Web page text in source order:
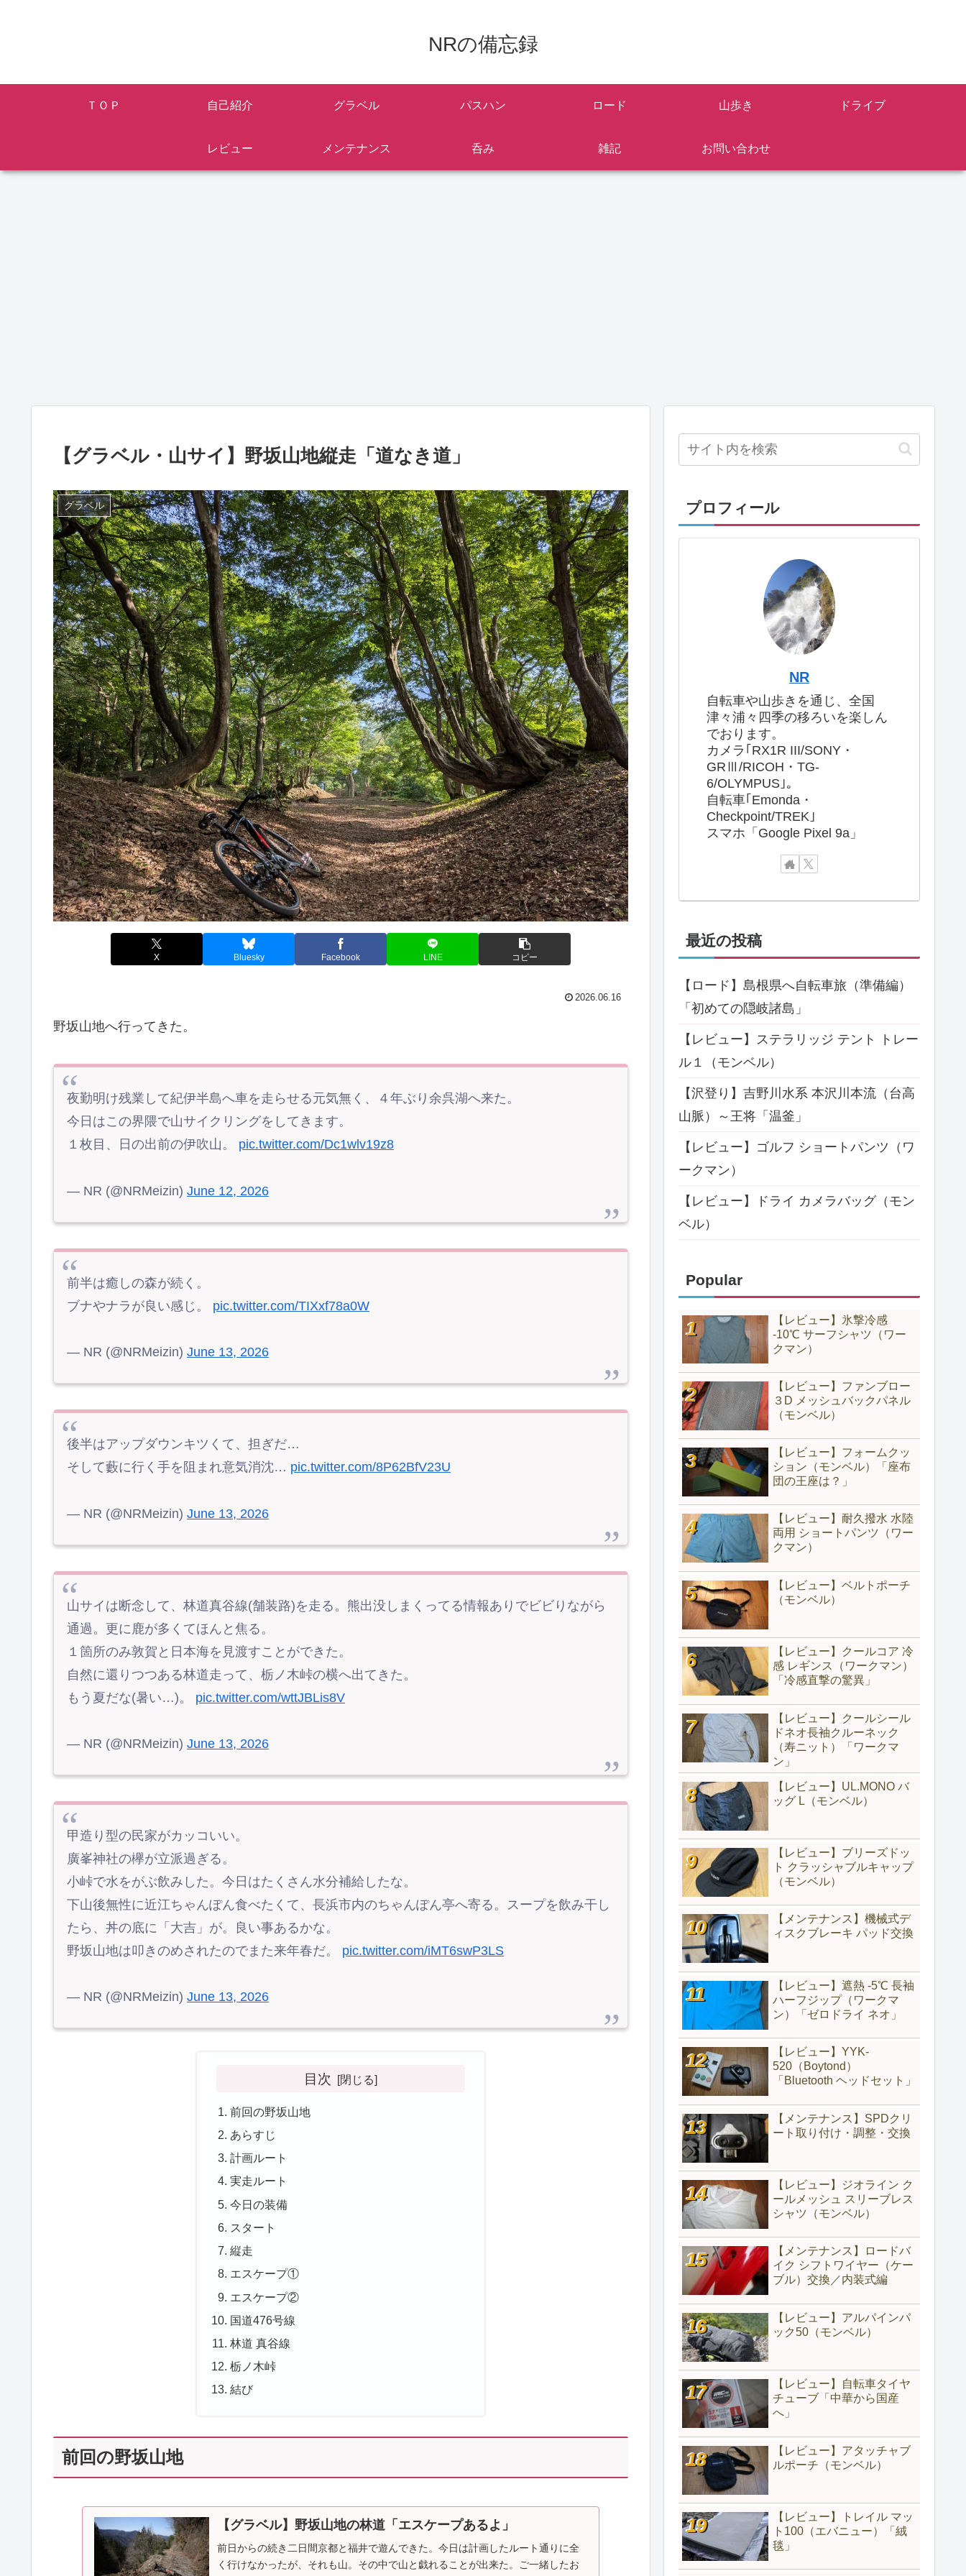
NRの備忘録
ＴＯＰ 自己紹介 グラベル パスハン ロード 山歩き ドライブ
レビュー メンテナンス 呑み 雑記 お問い合わせ
【グラベル・山サイ】野坂山地縦走「道なき道」
グラベル
X Bluesky Facebook LINE コピー
2026.06.16
野坂山地へ行ってきた。
夜勤明け残業して紀伊半島へ車を走らせる元気無く、４年ぶり余呉湖へ来た。
今日はこの界隈で山サイクリングをしてきます。
１枚目、日の出前の伊吹山。 pic.twitter.com/Dc1wlv19z8
— NR (@NRMeizin) June 12, 2026
前半は癒しの森が続く。
ブナやナラが良い感じ。 pic.twitter.com/TIXxf78a0W
— NR (@NRMeizin) June 13, 2026
後半はアップダウンキツくて、担ぎだ…
そして藪に行く手を阻まれ意気消沈… pic.twitter.com/8P62BfV23U
— NR (@NRMeizin) June 13, 2026
山サイは断念して、林道真谷線(舗装路)を走る。熊出没しまくってる情報ありでビビりながら
通過。更に鹿が多くてほんと焦る。
１箇所のみ敦賀と日本海を見渡すことができた。
自然に還りつつある林道走って、栃ノ木峠の横へ出てきた。
もう夏だな(暑い…)。 pic.twitter.com/wttJBLis8V
— NR (@NRMeizin) June 13, 2026
甲造り型の民家がカッコいい。
廣峯神社の欅が立派過ぎる。
小峠で水をがぶ飲みした。今日はたくさん水分補給したな。
下山後無性に近江ちゃんぽん食べたくて、長浜市内のちゃんぽん亭へ寄る。スープを飲み干し
たら、丼の底に「大吉」が。良い事あるかな。
野坂山地は叩きのめされたのでまた来年春だ。 pic.twitter.com/iMT6swP3LS
— NR (@NRMeizin) June 13, 2026
目次
前回の野坂山地
あらすじ
計画ルート
実走ルート
今日の装備
スタート
縦走
エスケープ①
エスケープ②
国道476号線
林道 真谷線
栃ノ木峠
結び
前回の野坂山地
【グラベル】野坂山地の林道「エスケープあるよ」
前日からの続き二日間京都と福井で遊んできた。今日は計画したルート通りに全
く行けなかったが、それも山。その中で山と戯れることが出来た。ご一緒したお
プロフィール
NR
自転車や山歩きを通じ、全国
津々浦々四季の移ろいを楽しん
でおります。
カメラ｢RX1R III/SONY・
GRⅢ/RICOH・TG-
6/OLYMPUS｣。
自転車｢Emonda・
Checkpoint/TREK｣
スマホ「Google Pixel 9a」
最近の投稿
【ロード】島根県へ自転車旅（準備編）
「初めての隠岐諸島」
【レビュー】ステラリッジ テント トレー
ル１（モンベル）
【沢登り】吉野川水系 本沢川本流（台高
山脈）～王将「温釜」
【レビュー】ゴルフ ショートパンツ（ワ
ークマン）
【レビュー】ドライ カメラバッグ（モン
ベル）
Popular
【レビュー】氷撃冷感
-10℃ サーフシャツ（ワー
クマン）
【レビュー】ファンブロー
３D メッシュバックパネル
（モンベル）
【レビュー】フォームクッ
ション（モンベル）「座布
団の王座は？」
【レビュー】耐久撥水 水陸
両用 ショートパンツ（ワー
クマン）
【レビュー】ベルトポーチ
（モンベル）
【レビュー】クールコア 冷
感 レギンス（ワークマン）
「冷感直撃の驚異」
【レビュー】クールシール
ドネオ長袖クルーネック
（寿ニット）「ワークマ
ン」
【レビュー】UL.MONO バ
ッグ L（モンベル）
【レビュー】ブリーズドッ
ト クラッシャブルキャップ
（モンベル）
【メンテナンス】機械式デ
ィスクブレーキ パッド交換
【レビュー】遮熱 -5℃ 長袖
ハーフジップ（ワークマ
ン）「ゼロドライ ネオ」
【レビュー】YYK-
520（‎Boytond）
「Bluetooth ヘッドセット」
【メンテナンス】SPDクリ
ート取り付け・調整・交換
【レビュー】ジオライン ク
ールメッシュ スリーブレス
シャツ（モンベル）
【メンテナンス】ロードバ
イク シフトワイヤー（ケー
ブル）交換／内装式編
【レビュー】アルパインパ
ック50（モンベル）
【レビュー】自転車タイヤ
チューブ「中華から国産
へ」
【レビュー】アタッチャブ
ルポーチ（モンベル）
【レビュー】トレイル マッ
ト100（エバニュー）「絨
毯」